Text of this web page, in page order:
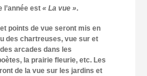
l’année est « La vue ».
points de vue seront mis en
des chartreuses, vue sur et
arcades dans les
la prairie fleurie, etc. Les
de la vue sur les jardins et